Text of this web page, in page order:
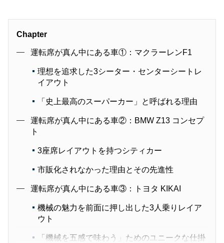
Chapter
運転席が真ん中にある車①：マクラーレンF1
理想を追求した3シーター・センターシートレ
イアウト
「史上最高のスーパーカー」と呼ばれる理由
運転席が真ん中にある車②：BMW Z13 コンセプ
ト
3座席レイアウトを持つシティカー
市販化されなかった理由とその先進性
運転席が真ん中にある車③：トヨタ KIKAI
機械の魅力を前面に押し出した3人乗りレイア
ウト
「機械を五感で味わう」ためのユニークな仕掛